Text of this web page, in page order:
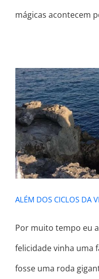
mágicas acontecem
ALÉM
ALÉM DOS CICLOS DA
Por muito tempo eu
felicidade vinha uma
fosse uma roda